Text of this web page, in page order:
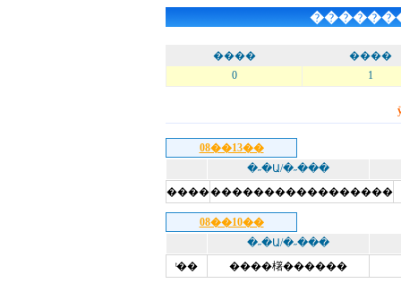
����
����
0
1
08��13��
�˶�Ա/�˶���
���������������������
08��10��
�˶�Ա/�˶���
ͭ��
����櫡������